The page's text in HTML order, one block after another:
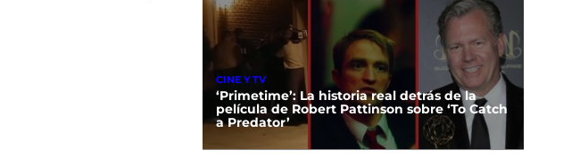
CINE Y TV
‘Primetime’: La historia real detrás de la
película de Robert Pattinson sobre ‘To Catch
a Predator’